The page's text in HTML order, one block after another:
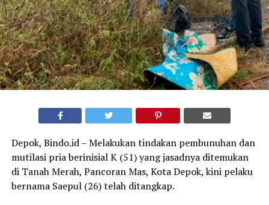
Depok, Bindo.id – Melakukan tindakan pembunuhan dan
mutilasi pria berinisial K (51) yang jasadnya ditemukan
di Tanah Merah, Pancoran Mas, Kota Depok, kini pelaku
bernama Saepul (26) telah ditangkap.